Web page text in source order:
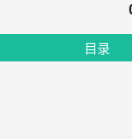
目录